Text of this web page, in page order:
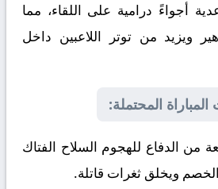
أجواءً درامية على اللقاء، مما
ويزيد من توتر اللاعبين داخل
المحتملة:
من الدفاع للهجوم السلاح الفتاك
ويخلق ثغرات قاتلة.